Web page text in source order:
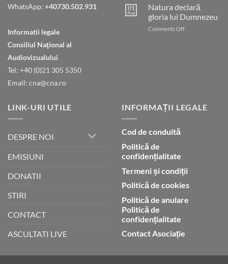
WhatsApp: +40730.502.931
Informatii legale
Consiliul Naţional al
Audiovizualului
Tel: +40 (0)21 305 5350
Email: cna@cna.ro
nostru
ești
în
01
Aug
Natura declară
gloria lui Dumnezeu
Comments Offon
LINK-URI UTILE
DESPRE NOI
EMISIUNI
DONATII
STIRI
CONTACT
ASCULTATI LIVE
INFORMAȚII LEGALE
Cod de conduită
Politică de
confidențialitate
Termeni și condiții
Politică de cookies
Politică de anulare
Politică de
confidențialitate
Contact Asociație